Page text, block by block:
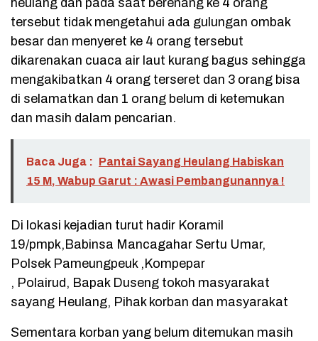
heulang dan pada saat berenang ke 4 orang
tersebut tidak mengetahui ada gulungan ombak
besar dan menyeret ke 4 orang tersebut
dikarenakan cuaca air laut kurang bagus sehingga
mengakibatkan 4 orang terseret dan 3 orang bisa
di selamatkan dan 1 orang belum di ketemukan
dan masih dalam pencarian.
Baca Juga : Pantai Sayang Heulang Habiskan
15 M, Wabup Garut : Awasi Pembangunannya !
Di lokasi kejadian turut hadir Koramil
19/pmpk,Babinsa Mancagahar Sertu Umar,
Polsek Pameungpeuk ,Kompepar
, Polairud, Bapak Duseng tokoh masyarakat
sayang Heulang, Pihak korban dan masyarakat
Sementara korban yang belum ditemukan masih